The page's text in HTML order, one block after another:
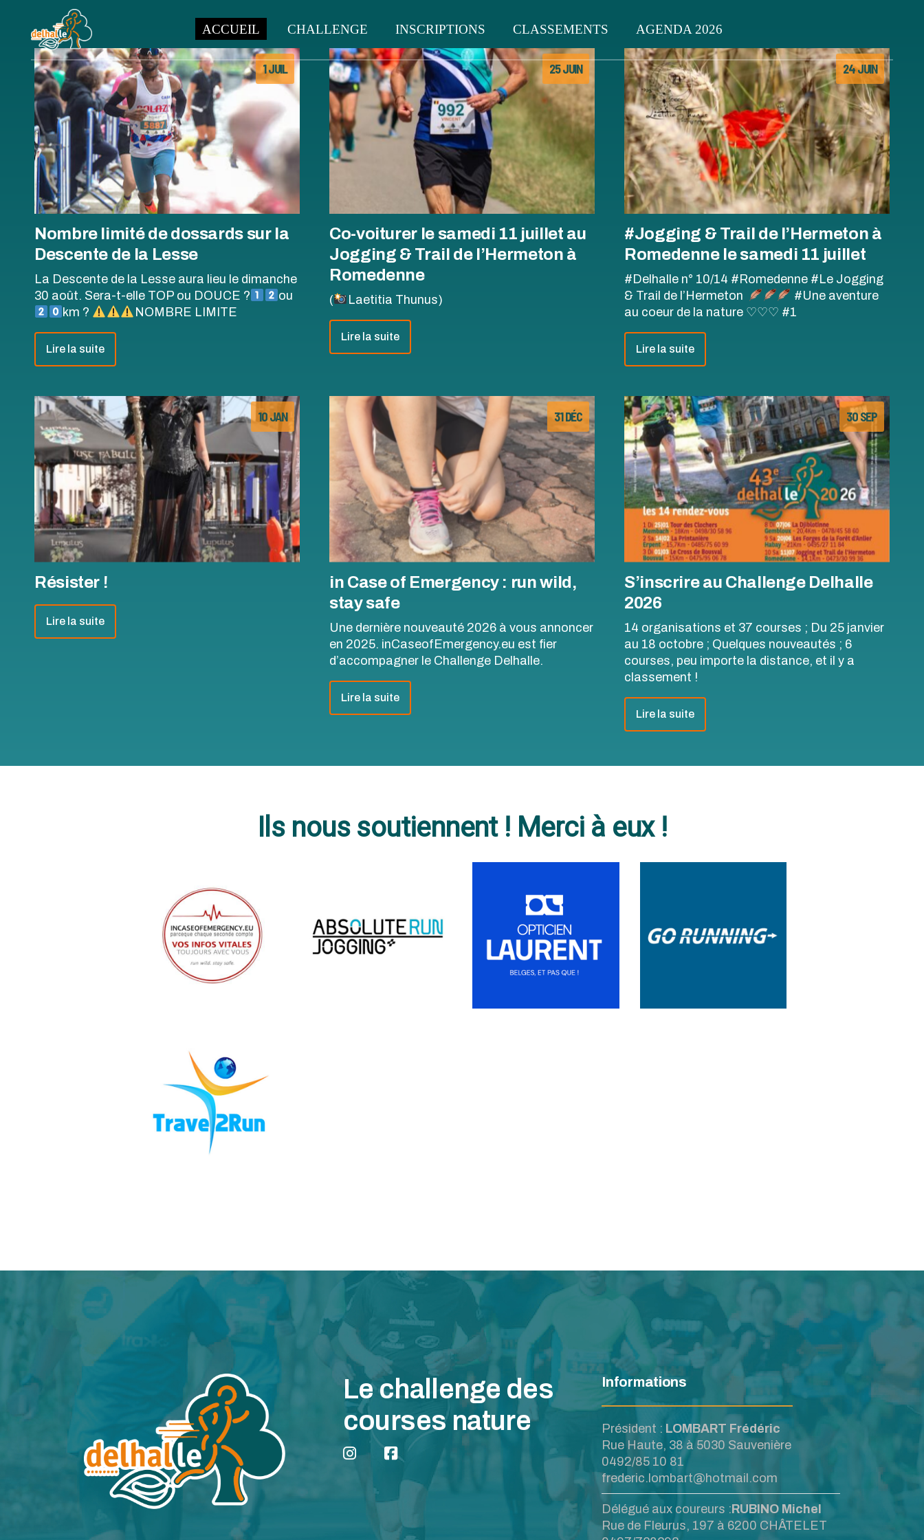
ACCUEIL CHALLENGE
À SAVOIR
ORGANIGRAMME
HISTOIRE DU
CHALLENGE
RÈGLEMENT GÉNÉRAL
BROCHURE
INSCRIPTIONS
INSCRIPTION 2026
LISTE DES INSCRITS
INSCRIPTIONS AUX
COURSES
CLASSEMENTS
PALMARÈS
CLASSEMENT GÉNÉRAL
CLASSEMENTS DES
COURSES
AGENDA 2026
À SAVOIR
ORGANIGRAMME
HISTOIRE DU
CHALLENGE
RÈGLEMENT GÉNÉRAL
CRITÈRES DE QUALITÉ
BROCHURE
INSCRIPTION 2026
LISTE DES INSCRITS
INSCRIPTIONS AUX
COURSES
PALMARÈS
CLASSEMENT GÉNÉRAL
CLASSEMENTS DES
COURSES
1 JUIL
Nombre limité de dossards sur la
Descente de la Lesse
La Descente de la Lesse aura lieu le dimanche
30 août. Sera-t-elle TOP ou DOUCE ?
ou
km ?
NOMBRE LIMITE
Lire la suite
25 JUIN
Co-voiturer le samedi 11 juillet au
Jogging & Trail de l’Hermeton à
Romedenne
( Laetitia Thunus)
Lire la suite
24 JUIN
#Jogging & Trail de l’Hermeton à
Romedenne le samedi 11 juillet
#Delhalle n° 10/14 #Romedenne #Le Jogging
& Trail de l’Hermeton
#Une aventure
au coeur de la nature ♡♡♡ #1
Lire la suite
10 JAN
Résister !
Lire la suite
31 DÉC
in Case of Emergency : run wild,
stay safe
Une dernière nouveauté 2026 à vous annoncer
en 2025. inCaseofEmergency.eu est fier
d’accompagner le Challenge Delhalle.
Lire la suite
30 SEP
S’inscrire au Challenge Delhalle
2026
14 organisations et 37 courses ; Du 25 janvier
au 18 octobre ; Quelques nouveautés ; 6
courses, peu importe la distance, et il y a
classement !
Lire la suite
Ils nous soutiennent ! Merci à eux !
Le challenge des
courses nature
Informations
Président : LOMBART Frédéric
Rue Haute, 38 à 5030 Sauvenière
0492/85 10 81
frederic.lombart@hotmail.com
Délégué aux coureurs :RUBINO Michel
Rue de Fleurus, 197 à 6200 CHÂTELET